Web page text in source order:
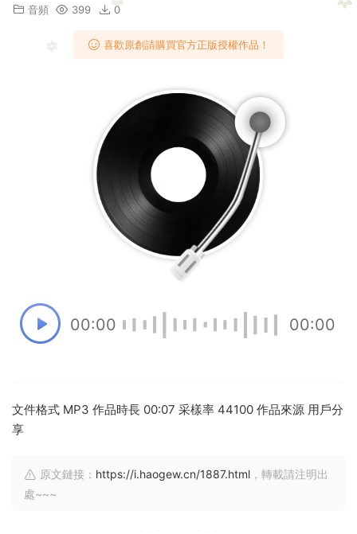
音頻 399 0
喜歡原創請購買官方正版授權作品！
00:00 00:00
文件格式 MP3 作品時長 00:07 采樣率 44100 作品來源 用戶分
享
原文鏈接： https://i.haogew.cn/1887.html ，轉載請注明出
處~~~